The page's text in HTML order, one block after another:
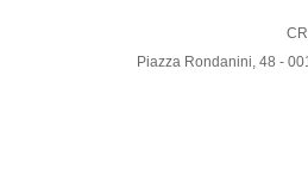
Piazza Rondanini, 48 -